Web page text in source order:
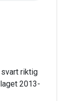
riktig
2013-